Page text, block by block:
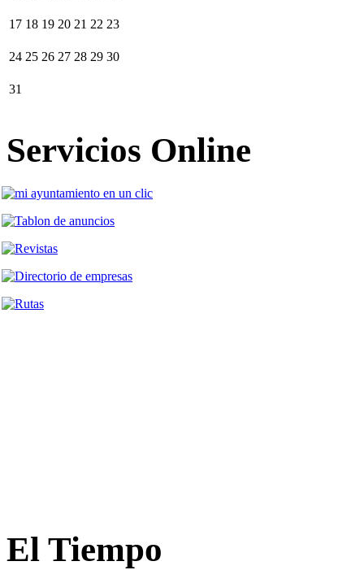
17 18 19 20 21 22 23
24 25 26 27 28 29 30
31
Servicios Online
El Tiempo